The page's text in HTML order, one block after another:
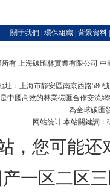
關于我們 環保組織| 背景資料
所有 上海碳匯林實業有限公司 中
址：上海市靜安區南京西路580號
中國高效的林業碳匯合作交流
為全球碳匯
网站统计 本站關鍵詞：
，您可能还
一区二区